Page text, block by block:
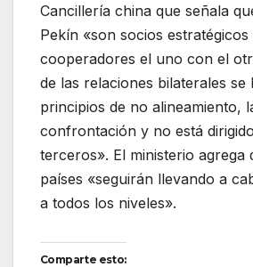
Cancillería china que señala
Pekín «son socios
cooperadores el uno con el
de las relaciones bilaterales se
principios de no alineamiento,
confrontación y no está
terceros». El ministerio agrega
países «seguirán llevando a
a todos los niveles».
Comparte esto: